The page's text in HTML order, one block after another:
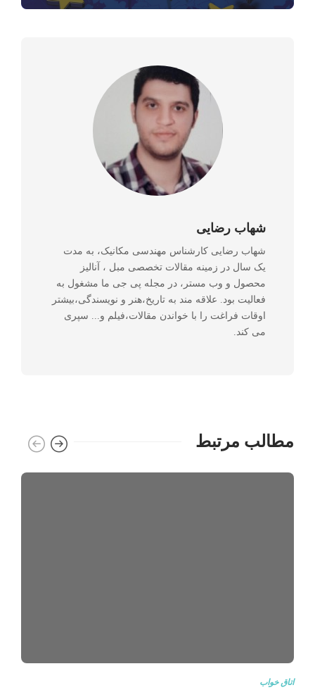
شهاب رضایی
شهاب رضایی کارشناس مهندسی مکانیک، به مدت
یک سال در زمینه مقالات تخصصی مبل ، آنالیز
محصول و وب مستر، در مجله پی جی ما مشغول به
فعالیت بود. علاقه مند به تاریخ،هنر و نویسندگی،بیشتر
اوقات فراغت را با خواندن مقالات،فیلم و... سپری
می کند.
مطالب مرتبط
اتاق خواب